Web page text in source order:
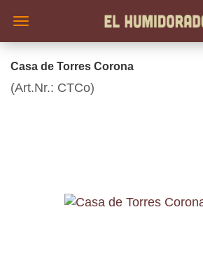
Casa de Torres Corona
(Art.Nr.: CTCo)